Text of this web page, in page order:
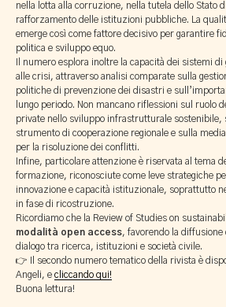
nella lotta alla corruzione, nella tutela dello Stato
rafforzamento delle istituzioni pubbliche. La
emerge così come fattore decisivo per garantire
politica e sviluppo equo.
Il numero esplora inoltre la capacità dei sistemi
alle crisi, attraverso analisi comparate sulla
politiche di prevenzione dei disastri e
lungo periodo. Non mancano riflessioni sul ruolo
private nello sviluppo infrastrutturale sostenibile,
strumento di cooperazione regionale e sulla
per la risoluzione dei conflitti.
Infine, particolare attenzione è riservata al tema
formazione, riconosciute come leve strategiche
innovazione e capacità istituzionale, soprattutto
in fase di ricostruzione.
Ricordiamo che la Review of Studies on
modalità open access, favorendo la diffusione
dialogo tra ricerca, istituzioni e società civile.
👉 Il secondo numero tematico della rivista è
Angeli, e cliccando qui!
Buona lettura!